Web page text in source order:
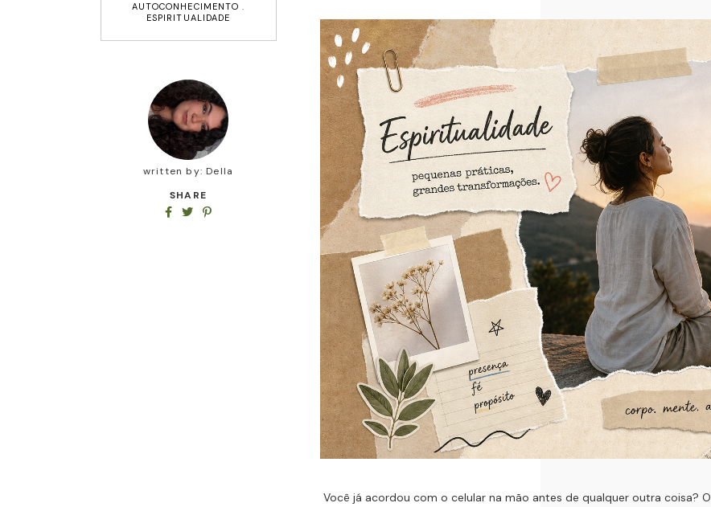
AUTOCONHECIMENTO .
ESPIRITUALIDADE
Você já acordou com o celular na mão antes de qualquer outra coisa?
written by: Della
SHARE